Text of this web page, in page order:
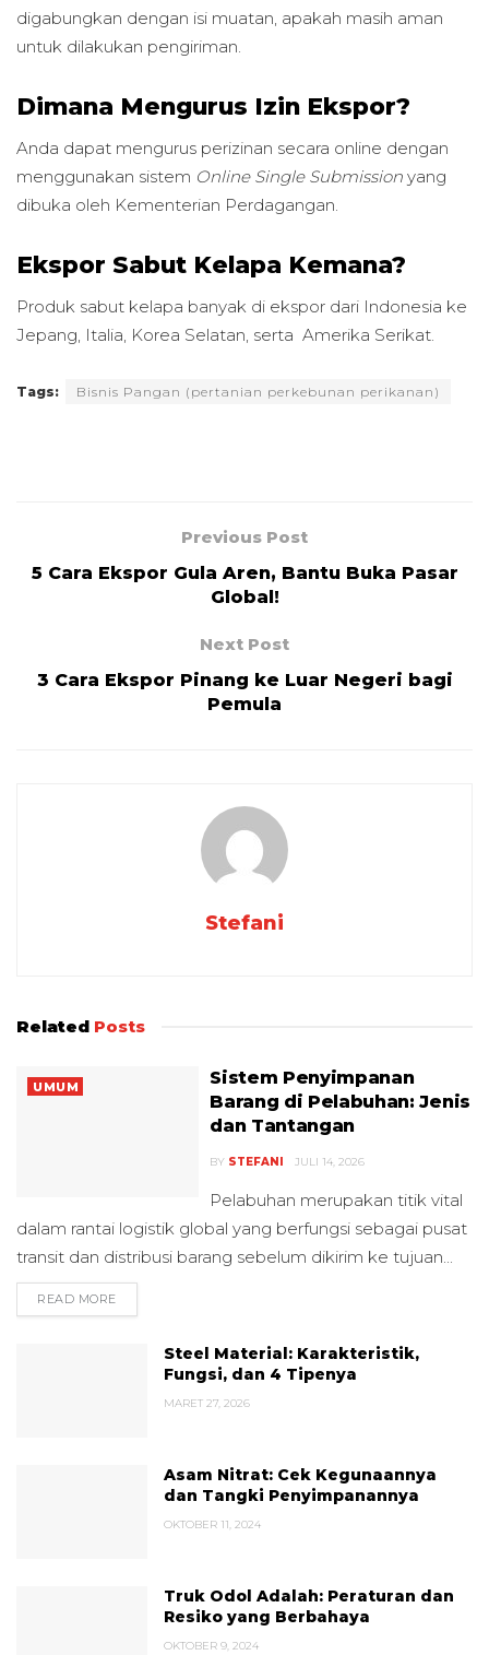
digabungkan dengan isi muatan, apakah masih aman
untuk dilakukan pengiriman.
Dimana Mengurus Izin Ekspor?
Anda dapat mengurus perizinan secara online dengan
menggunakan sistem Online Single Submission yang
dibuka oleh Kementerian Perdagangan.
Ekspor Sabut Kelapa Kemana?
Produk sabut kelapa banyak di ekspor dari Indonesia ke
Jepang, Italia, Korea Selatan, serta Amerika Serikat.
Tags: Bisnis Pangan (pertanian perkebunan perikanan)
Previous Post
5 Cara Ekspor Gula Aren, Bantu Buka Pasar
Global!
Next Post
3 Cara Ekspor Pinang ke Luar Negeri bagi
Pemula
Stefani
Related Posts
UMUM
Sistem Penyimpanan
Barang di Pelabuhan: Jenis
dan Tantangan
BY STEFANI JULI 14, 2026
Pelabuhan merupakan titik vital
dalam rantai logistik global yang berfungsi sebagai pusat
transit dan distribusi barang sebelum dikirim ke tujuan...
READ MORE
Steel Material: Karakteristik,
Fungsi, dan 4 Tipenya
MARET 27, 2026
Asam Nitrat: Cek Kegunaannya
dan Tangki Penyimpanannya
OKTOBER 11, 2024
Truk Odol Adalah: Peraturan dan
Resiko yang Berbahaya
OKTOBER 9, 2024